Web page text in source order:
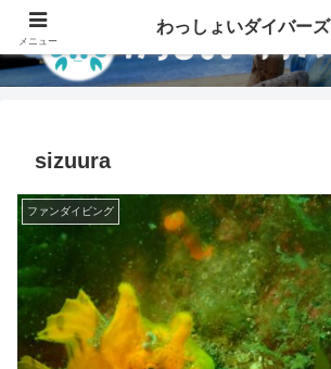
sizuura
ファンダイビング
メニュー
わっしょいダイバーズ